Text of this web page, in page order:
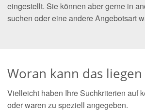
eingestellt. Sie können aber gerne in
suchen oder eine andere Angebotsart
Woran kann das liegen
Vielleicht haben Ihre Suchkriterien auf
oder waren zu speziell angegeben.